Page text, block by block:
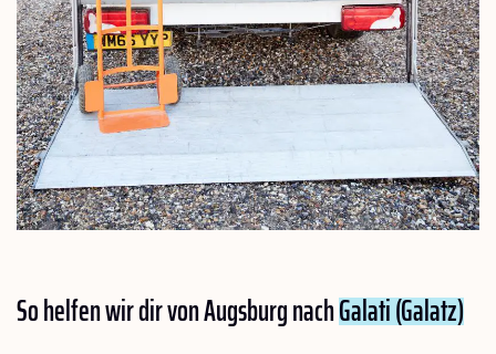
So helfen wir dir von Augsburg nachGalati (Galatz)